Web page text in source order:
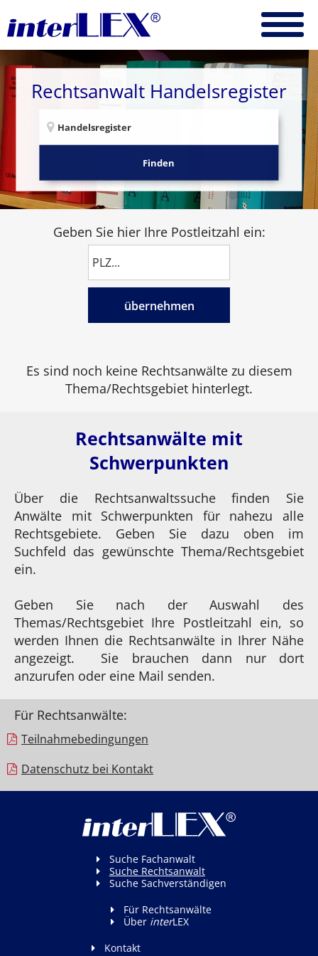
Rechtsanwalt Handelsregister
Finden
Geben Sie hier Ihre Postleitzahl ein:
übernehmen
Es sind noch keine Rechtsanwälte zu diesem
Thema/Rechtsgebiet hinterlegt.
Rechtsanwälte mit
Schwerpunkten
Über die Rechtsanwaltssuche finden Sie
Anwälte mit Schwerpunkten für nahezu alle
Rechtsgebiete. Geben Sie dazu oben im
Suchfeld das gewünschte Thema/Rechtsgebiet
ein.
Geben Sie nach der Auswahl des
Themas/Rechtsgebiet Ihre Postleitzahl ein, so
werden Ihnen die Rechtsanwälte in Ihrer Nähe
angezeigt. Sie brauchen dann nur dort
anzurufen oder eine Mail senden.
Für Rechtsanwälte:
Teilnahme­bedingungen
Datenschutz bei Kontakt
Suche Fachanwalt
Suche Rechtsanwalt
Suche Sachverständigen
Für Rechtsanwälte
Über interLEX
Kontakt